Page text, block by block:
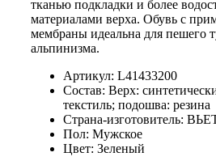
тканью подкладки и более
материалами верха. Обувь с
мембраны идеальна для пешего
альпинизма.
Артикул: L41433200
Состав: Верх:
текстиль; подошва: резина
Страна-изготовитель:
Пол: Мужское
Цвет: Зеленый